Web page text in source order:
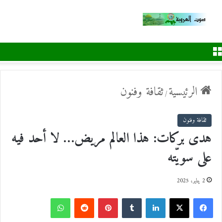
الرئيسية/ثقافة وفنون
ثقافة وفنون
هدى بركات: هذا العالم مريض… لا أحد فيه
على سويّته
2 يناير، 2025